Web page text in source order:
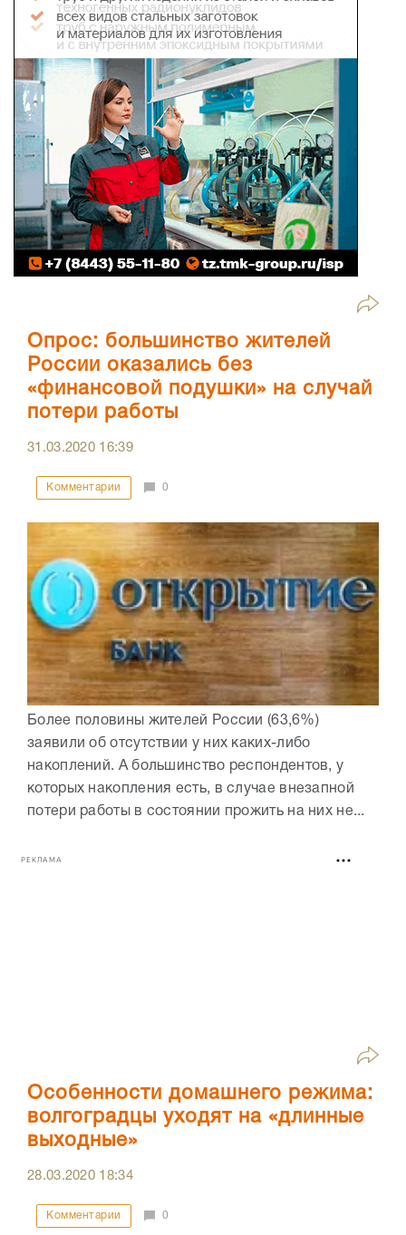
Опрос: большинство жителей
России оказались без
«финансовой подушки» на случай
потери работы
31.03.2020 16:39
Комментарии 0
Более половины жителей России (63,6%)
заявили об отсутствии у них каких-либо
накоплений. А большинство респондентов, у
которых накопления есть, в случае внезапной
потери работы в состоянии прожить на них не...
РЕКЛАМА
Особенности домашнего режима:
волгоградцы уходят на «длинные
выходные»
28.03.2020 18:34
Комментарии 0